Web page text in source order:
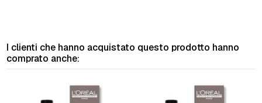
I clienti che hanno acquistato questo prodotto hanno
comprato anche: